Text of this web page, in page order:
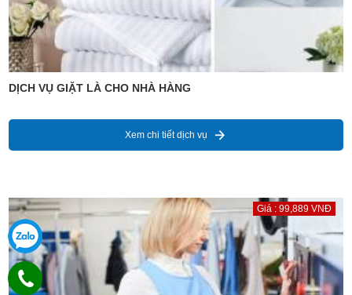
DỊCH VỤ GIẶT LÀ CHO NHÀ HÀNG
Xem chi tiết dịch vụ
Giá : 99,889 VNĐ